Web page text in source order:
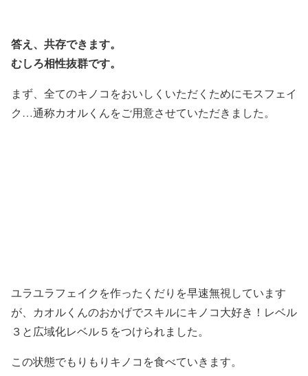
答え、共存できます。
むしろ相性抜群です。
まず、全てのキノコをおいしくいただくためにモスフェイ
ク…通称カオルくんをご用意させていただきました。
ユラユラフェイクを作ったくだりを早速無視しています
が、カオルくんのおかげでスキルにキノコ大好き！レベル
３と広域化レベル５をつけられました。
この状態でもりもりキノコを食べていきます。